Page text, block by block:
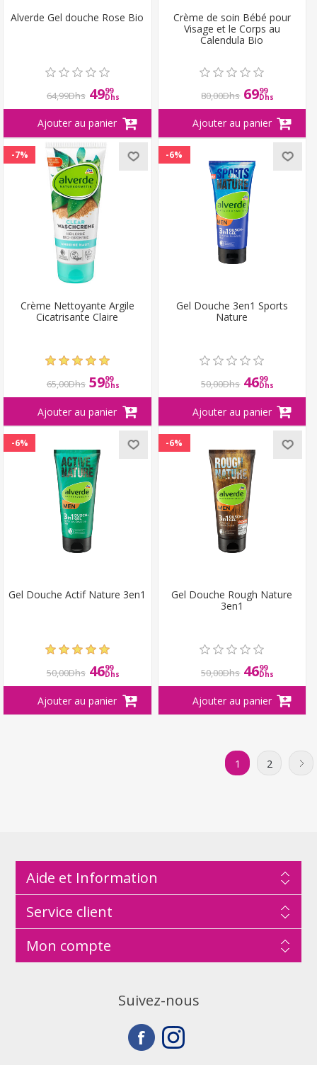
Alverde Gel douche Rose Bio
64,99Dhs 4999
Dhs
Crème de soin Bébé pour
Visage et le Corps au
Calendula Bio
80,00Dhs 6999
Dhs
-7%
Crème Nettoyante Argile
Cicatrisante Claire
65,00Dhs 5999
Dhs
-6%
Gel Douche 3en1 Sports
Nature
50,00Dhs 4699
Dhs
-6%
Gel Douche Actif Nature 3en1
50,00Dhs 4699
Dhs
-6%
Gel Douche Rough Nature
3en1
50,00Dhs 4699
Dhs
1 2
Aide et Information
Service client
Mon compte
Suivez-nous